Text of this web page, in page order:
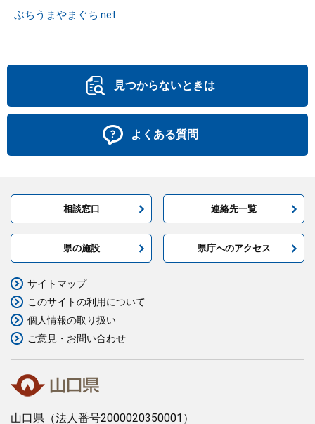
ぶちうまやまぐち.net
見つからないときは
よくある質問
相談窓口 連絡先一覧
県の施設 県庁へのアクセス
山口県 （法人番号2000020350001）
サイトマップ
このサイトの利用について
個人情報の取り扱い
ご意見・お問い合わせ